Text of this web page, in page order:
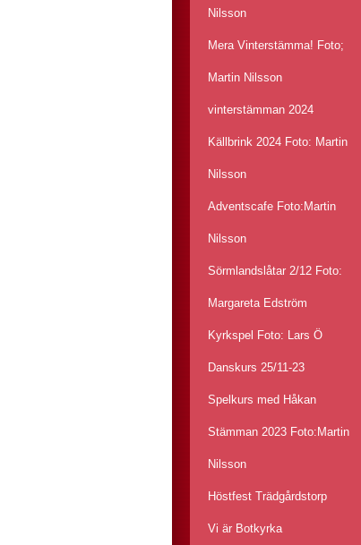
Nilsson
Mera Vinterstämma! Foto;
Martin Nilsson
vinterstämman 2024
Källbrink 2024 Foto: Martin
Nilsson
Adventscafe Foto:Martin
Nilsson
Sörmlandslåtar 2/12 Foto:
Margareta Edström
Kyrkspel Foto: Lars Ö
Danskurs 25/11-23
Spelkurs med Håkan
Stämman 2023 Foto:Martin
Nilsson
Höstfest Trädgårdstorp
Vi är Botkyrka